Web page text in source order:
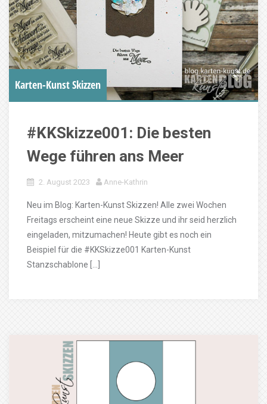
Karten-Kunst Skizzen
#KKSkizze001: Die besten
Wege führen ans Meer
2. August 2023 Anne-Kathrin
Neu im Blog: Karten-Kunst Skizzen! Alle zwei Wochen
Freitags erscheint eine neue Skizze und ihr seid herzlich
eingeladen, mitzumachen! Heute gibt es noch ein
Beispiel für die #KKSkizze001 Karten-Kunst
Stanzschablone […]